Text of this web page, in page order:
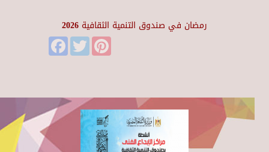
رمضان في صندوق التنمية الثقافية 2026
FacebookTwitter